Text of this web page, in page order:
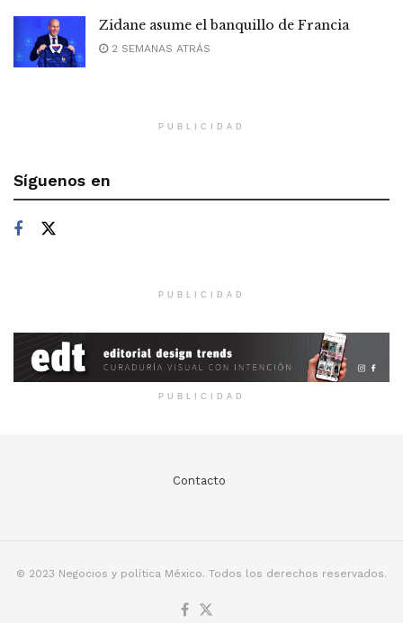
Zidane asume el banquillo de Francia
2 SEMANAS ATRÁS
PUBLICIDAD
Síguenos en
PUBLICIDAD
PUBLICIDAD
Contacto
© 2023 Negocios y política México. Todos los derechos reservados.